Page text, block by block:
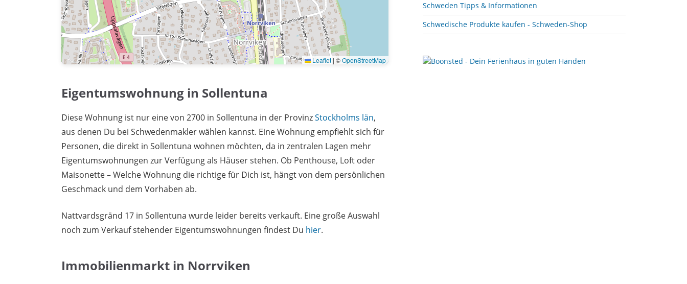
Leaflet | ©OpenStreetMap
Eigentumswohnung in Sollentuna
Diese Wohnung ist nur eine von 2700 in Sollentuna in der ProvinzStockholms län,
aus denen Du bei Schwedenmakler wählen kannst. Eine Wohnung empfiehlt sich für
Personen, die direkt in Sollentuna wohnen möchten, da in zentralen Lagen mehr
Eigentumswohnungen zur Verfügung als Häuser stehen. Ob Penthouse, Loft oder
Maisonette – Welche Wohnung die richtige für Dich ist, hängt von dem persönlichen
Geschmack und dem Vorhaben ab.
Nattvardsgränd 17 in Sollentuna wurde leider bereits verkauft. Eine große Auswahl
noch zum Verkauf stehender Eigentumswohnungen findest Du hier.
Immobilienmarkt in Norrviken
Schweden Tipps & Informationen
Schwedische Produkte kaufen - Schweden-Shop